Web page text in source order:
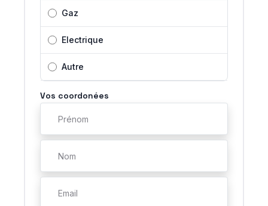
Gaz
Electrique
Autre
Vos coordonées